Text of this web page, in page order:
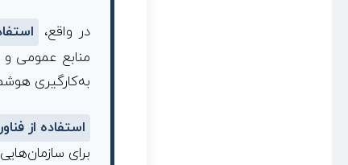
در واقع،
منابع عمومی
به‌کارگیری
استفاده از
برای